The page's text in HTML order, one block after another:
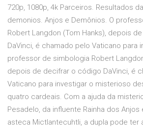
720p, 1080p, 4k Parceiros. Resultados
demonios. Anjos e Demônios. O
Robert Langdon (Tom Hanks), depois
DaVinci, é chamado pelo Vaticano para
professor de simbologia Robert
depois de decifrar o código DaVinci, é
Vaticano para investigar o misterioso
quatro cardeais. Com a ajuda da
Pesadelo, da influente Rainha dos
asteca Mictlantecuhtli, a dupla pode ter